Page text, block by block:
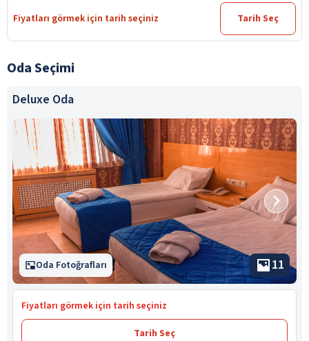
Fiyatları görmek için tarih seçiniz Tarih Seç
Oda Seçimi
Deluxe Oda
Oda Fotoğrafları 11
Fiyatları görmek için tarih seçiniz
Tarih Seç